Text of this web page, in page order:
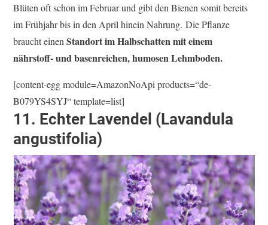
Blüten oft schon im Februar und gibt den Bienen somit bereits
im Frühjahr bis in den April hinein Nahrung. Die Pflanze
braucht einenStandort im Halbschatten mit einem
nährstoff- und basenreichen, humosen Lehmboden.
[content-egg module=AmazonNoApi products=“de-
B079YS4SYJ“ template=list]
11. Echter Lavendel (Lavandula
angustifolia)